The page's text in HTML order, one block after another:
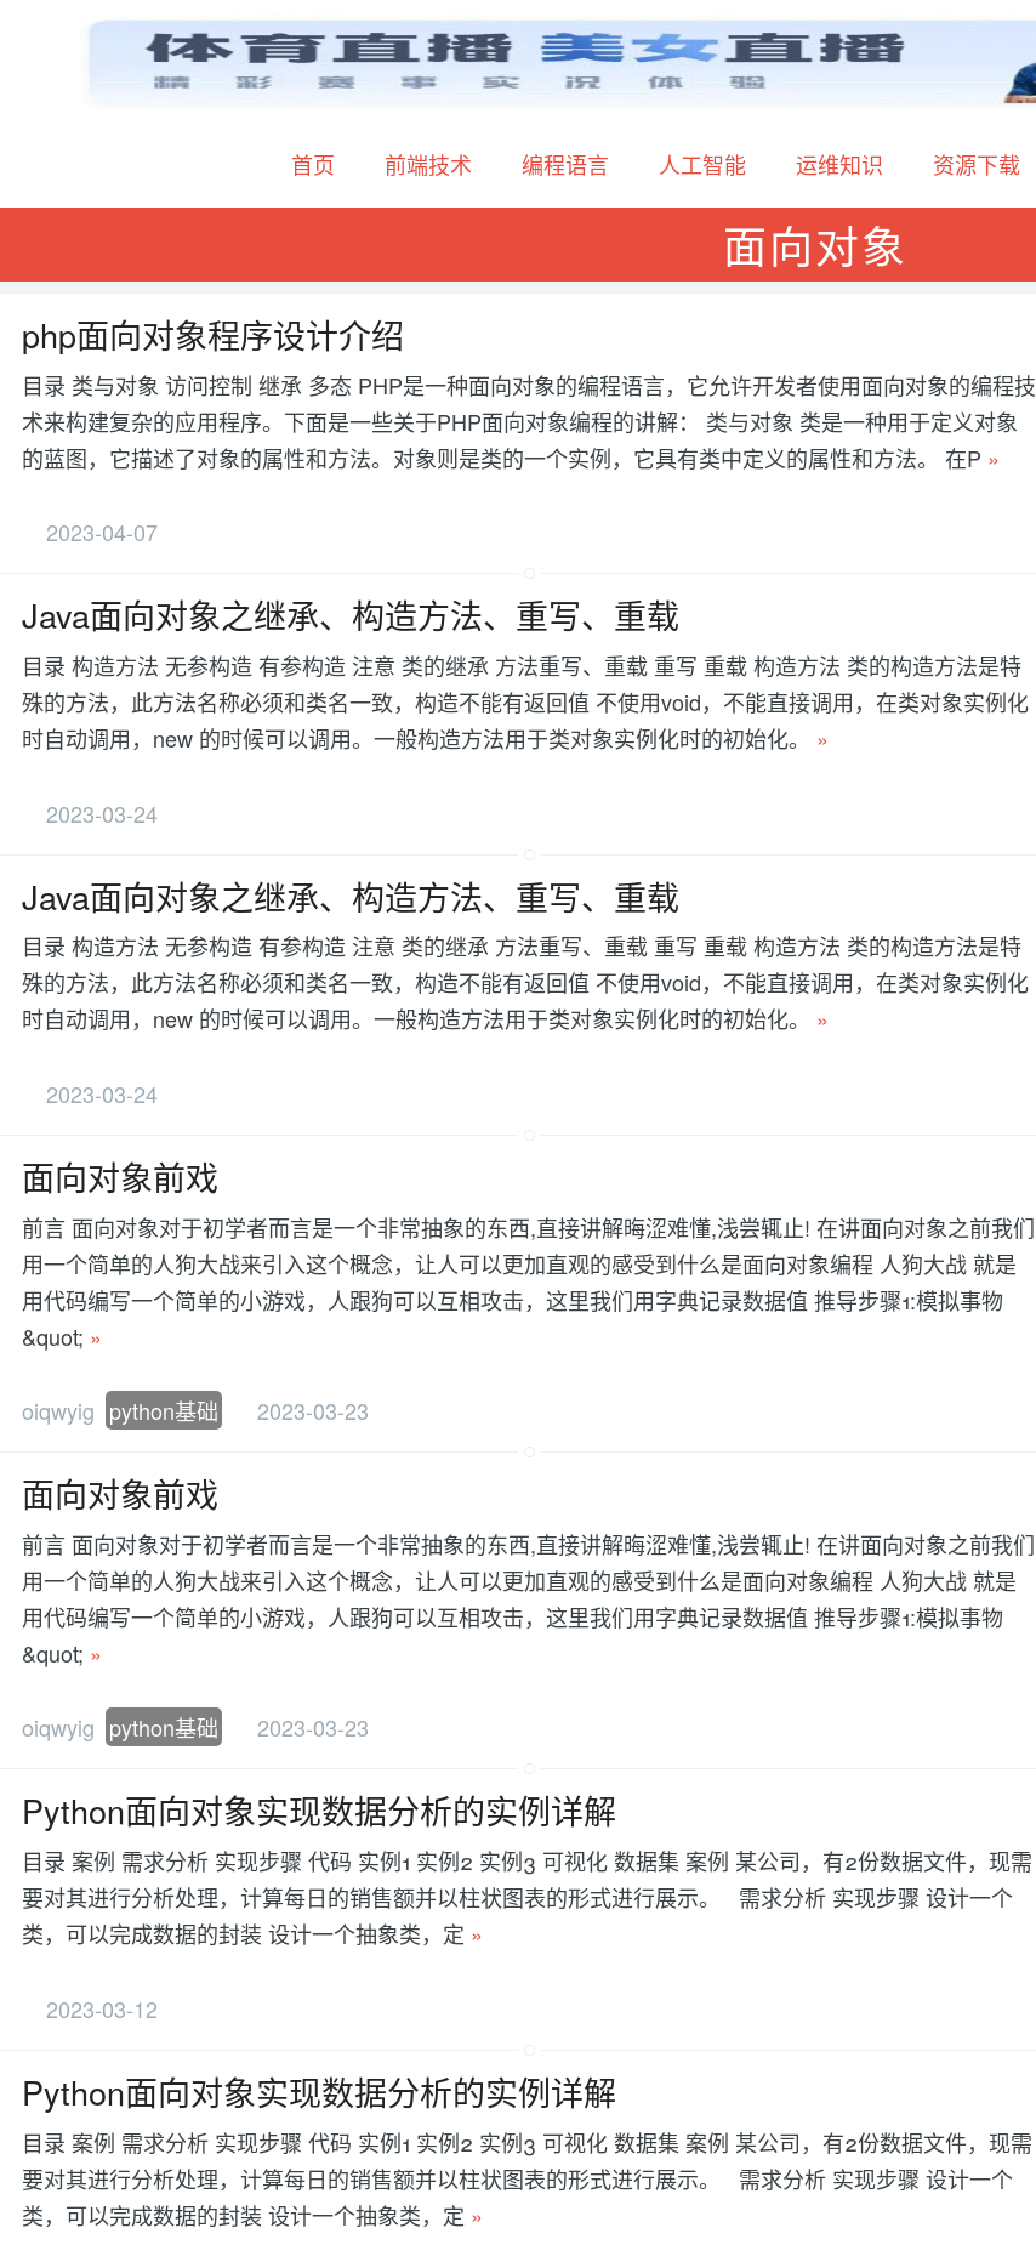
首页 前端技术 编程语言 人工智能 运维知识 资源下载
面向对象
php面向对象程序设计介绍
目录 类与对象 访问控制 继承 多态 PHP是一种面向对象的编程语言，它允许开发者使用面向对象的编程技
术来构建复杂的应用程序。下面是一些关于PHP面向对象编程的讲解： 类与对象 类是一种用于定义对象
的蓝图，它描述了对象的属性和方法。对象则是类的一个实例，它具有类中定义的属性和方法。 在P »
2023-04-07
Java面向对象之继承、构造方法、重写、重载
目录 构造方法 无参构造 有参构造 注意 类的继承 方法重写、重载 重写 重载 构造方法 类的构造方法是特
殊的方法，此方法名称必须和类名一致，构造不能有返回值 不使用void，不能直接调用，在类对象实例化
时自动调用，new 的时候可以调用。一般构造方法用于类对象实例化时的初始化。 »
2023-03-24
Java面向对象之继承、构造方法、重写、重载
目录 构造方法 无参构造 有参构造 注意 类的继承 方法重写、重载 重写 重载 构造方法 类的构造方法是特
殊的方法，此方法名称必须和类名一致，构造不能有返回值 不使用void，不能直接调用，在类对象实例化
时自动调用，new 的时候可以调用。一般构造方法用于类对象实例化时的初始化。 »
2023-03-24
面向对象前戏
前言 面向对象对于初学者而言是一个非常抽象的东西,直接讲解晦涩难懂,浅尝辄止! 在讲面向对象之前我们
用一个简单的人狗大战来引入这个概念，让人可以更加直观的感受到什么是面向对象编程 人狗大战 就是
用代码编写一个简单的小游戏，人跟狗可以互相攻击，这里我们用字典记录数据值 推导步骤1:模拟事物
&quot; »
oiqwyig python基础 2023-03-23
面向对象前戏
前言 面向对象对于初学者而言是一个非常抽象的东西,直接讲解晦涩难懂,浅尝辄止! 在讲面向对象之前我们
用一个简单的人狗大战来引入这个概念，让人可以更加直观的感受到什么是面向对象编程 人狗大战 就是
用代码编写一个简单的小游戏，人跟狗可以互相攻击，这里我们用字典记录数据值 推导步骤1:模拟事物
&quot; »
oiqwyig python基础 2023-03-23
Python面向对象实现数据分析的实例详解
目录 案例 需求分析 实现步骤 代码 实例1 实例2 实例3 可视化 数据集 案例 某公司，有2份数据文件，现需
要对其进行分析处理，计算每日的销售额并以柱状图表的形式进行展示。 需求分析 实现步骤 设计一个
类，可以完成数据的封装 设计一个抽象类，定 »
2023-03-12
Python面向对象实现数据分析的实例详解
目录 案例 需求分析 实现步骤 代码 实例1 实例2 实例3 可视化 数据集 案例 某公司，有2份数据文件，现需
要对其进行分析处理，计算每日的销售额并以柱状图表的形式进行展示。 需求分析 实现步骤 设计一个
类，可以完成数据的封装 设计一个抽象类，定 »